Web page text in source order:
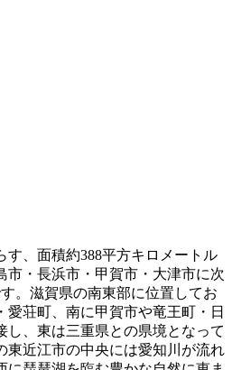
す、面積約388平方キロメートル
市・長浜市・甲賀市・大津市に次
。滋賀県の南東部に位置してお
愛荘町、南に甲賀市や竜王町・日
し、東は三重県との県境となって
東近江市の中央には愛知川が流れ